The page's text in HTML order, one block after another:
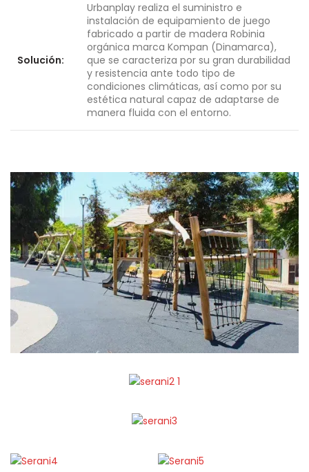
Solución:
Urbanplay realiza el suministro e
instalación de equipamiento de juego
fabricado a partir de madera Robinia
orgánica marca Kompan (Dinamarca),
que se caracteriza por su gran durabilidad
y resistencia ante todo tipo de
condiciones climáticas, así como por su
estética natural capaz de adaptarse de
manera fluida con el entorno.